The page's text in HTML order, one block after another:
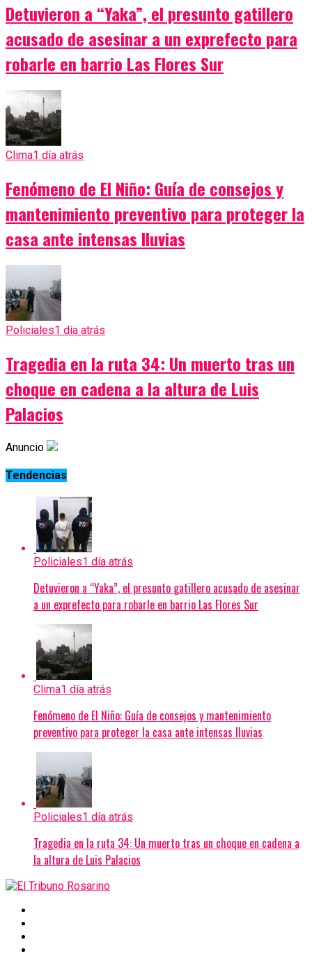
Detuvieron a “Yaka”, el presunto gatillero
acusado de asesinar a un exprefecto para
robarle en barrio Las Flores Sur
Clima1 día atrás
Fenómeno de El Niño: Guía de consejos y
mantenimiento preventivo para proteger la
casa ante intensas lluvias
Policiales1 día atrás
Tragedia en la ruta 34: Un muerto tras un
choque en cadena a la altura de Luis
Palacios
Anuncio
Tendencias
Policiales1 día atrás
Detuvieron a “Yaka”, el presunto gatillero acusado de asesinar
a un exprefecto para robarle en barrio Las Flores Sur
Clima1 día atrás
Fenómeno de El Niño: Guía de consejos y mantenimiento
preventivo para proteger la casa ante intensas lluvias
Policiales1 día atrás
Tragedia en la ruta 34: Un muerto tras un choque en cadena a
la altura de Luis Palacios